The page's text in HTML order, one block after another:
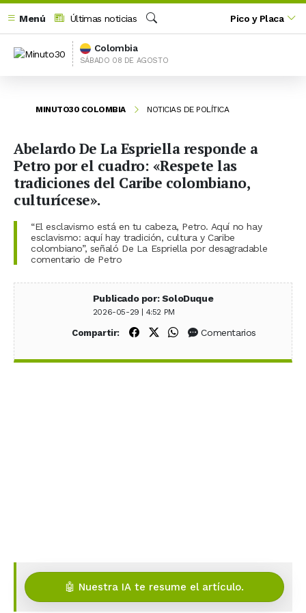
Menú
Últimas noticias
Buscar
Pico y Placa
Colombia
SÁBADO 08 DE AGOSTO
MINUTO30 COLOMBIA NOTICIAS DE POLÍTICA
Abelardo De La Espriella responde a
Petro por el cuadro: «Respete las
tradiciones del Caribe colombiano,
culturícese».
“El esclavismo está en tu cabeza, Petro. Aquí no hay
esclavismo: aquí hay tradición, cultura y Caribe
colombiano”, señaló De La Espriella por desagradable
comentario de Petro
Publicado por: SoloDuque
2026-05-29 | 4:52 PM
Compartir: Compartir en Facebook
Compartir en X (Twitter)
Compartir en WhatsApp
Comentarios
🤖 Nuestra IA te resume el artículo.